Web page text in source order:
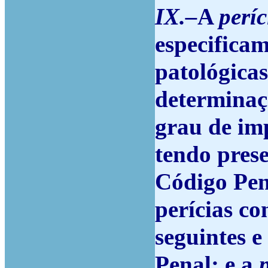
IX.–A
grau de
tendo
Código
perícias
seguintes